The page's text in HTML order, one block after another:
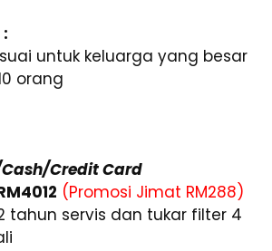
untuk keluarga yang besar
orang
Cash/Credit Card
(Promosi Jimat RM288)
tahun servis dan tukar filter 4